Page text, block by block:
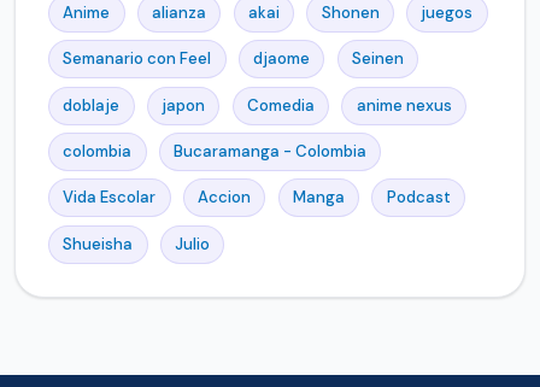
Anime alianza akai Shonen juegos
Semanario con Feel djaome Seinen
doblaje japon Comedia anime nexus
colombia Bucaramanga - Colombia
Vida Escolar Accion Manga Podcast
Shueisha Julio